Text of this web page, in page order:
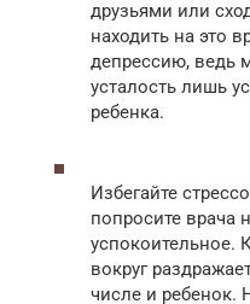
друзьями или
находить на это
депрессию, ведь
усталость лишь
ребенка.
Избегайте
попросите врача
успокоительное.
вокруг
числе и ребенок.